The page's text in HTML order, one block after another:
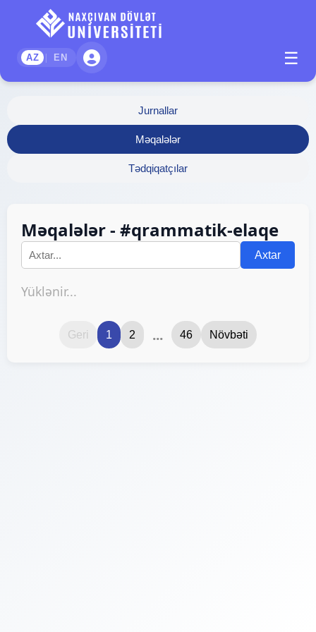
AZ | EN ☰
Jurnallar
Məqalələr
Tədqiqatçılar
Məqalələr - #qrammatik-elaqe
Axtar
Yüklənir...
Geri 1 2 ... 46 Növbəti